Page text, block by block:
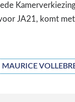
JA21, komt
MAURICE